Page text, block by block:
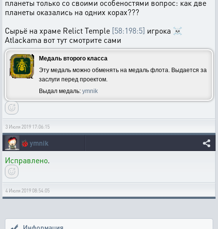
планеты только со своими особеностями вопрос: как две
планеты оказались на одних корах???
Сырьё на храме Relict Temple [58:198:5] игрока ☠
Atlackama вот тут смотрите сами
Медаль второго класса
Эту медаль можно обменять на медаль флота. Выдается за
заслуги перед проектом.
Выдал медаль: ymnik
3 Июля 2019 17:06:15
🐞 ymnik
Исправлено.
4 Июля 2019 08:54:05
Информация